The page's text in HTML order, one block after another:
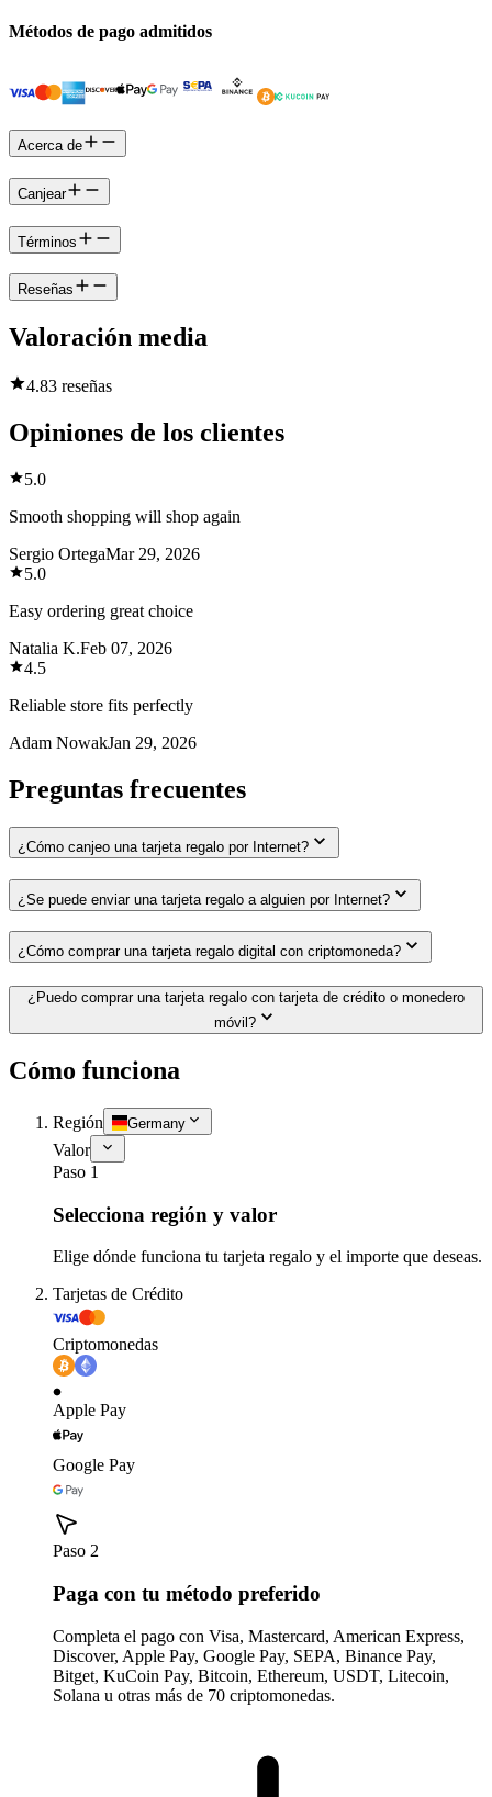
Métodos de pago admitidos
Acerca de
Canjear
Términos
Reseñas
Valoración media
4.83 reseñas
Opiniones de los clientes
5.0
Smooth shopping will shop again
Sergio OrtegaMar 29, 2026
5.0
Easy ordering great choice
Natalia K.Feb 07, 2026
4.5
Reliable store fits perfectly
Adam NowakJan 29, 2026
Preguntas frecuentes
¿Cómo canjeo una tarjeta regalo por Internet?
¿Se puede enviar una tarjeta regalo a alguien por Internet?
¿Cómo comprar una tarjeta regalo digital con criptomoneda?
¿Puedo comprar una tarjeta regalo con tarjeta de crédito o monedero
móvil?
Cómo funciona
Región Germany
Valor
Paso 1
Selecciona región y valor
Elige dónde funciona tu tarjeta regalo y el importe que deseas.
Tarjetas de Crédito
Criptomonedas
Apple Pay
Google Pay
Paso 2
Paga con tu método preferido
Completa el pago con Visa, Mastercard, American Express,
Discover, Apple Pay, Google Pay, SEPA, Binance Pay,
Bitget, KuCoin Pay, Bitcoin, Ethereum, USDT, Litecoin,
Solana u otras más de 70 criptomonedas.